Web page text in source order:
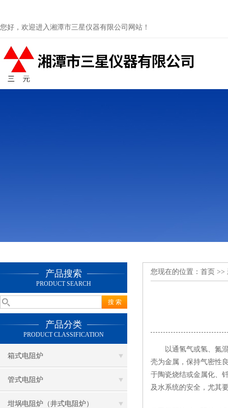
您好，欢迎进入湘潭市三星仪器有限公司网站！
产品搜索
PRODUCT SEARCH
产品分类
PRODUCT CLASSIFICATION
箱式电阻炉
管式电阻炉
坩埚电阻炉（井式电阻炉）
您现在的位置： 首页 >>
以通氢气或氢、氮混
壳为金属，保持气密性
于陶瓷烧结或金属化、
及水系统的安全，尤其